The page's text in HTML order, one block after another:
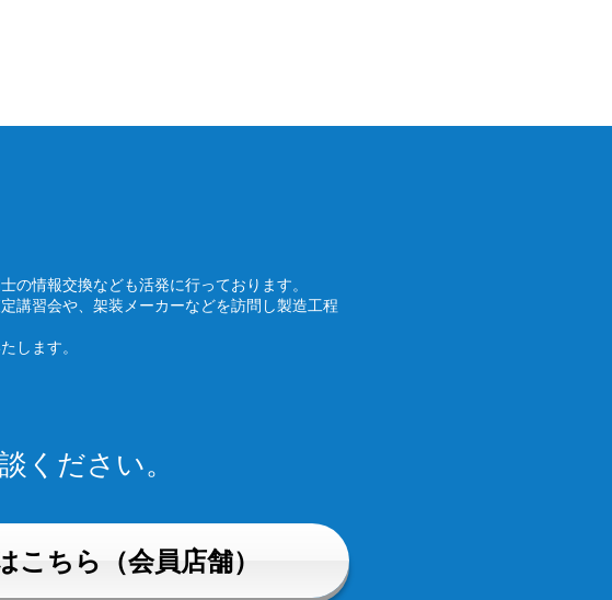
情報交換なども活発に行っております。
講習会や、架装メーカーなどを訪問し製造工程
します。
ください。
ちら（会員店舗）